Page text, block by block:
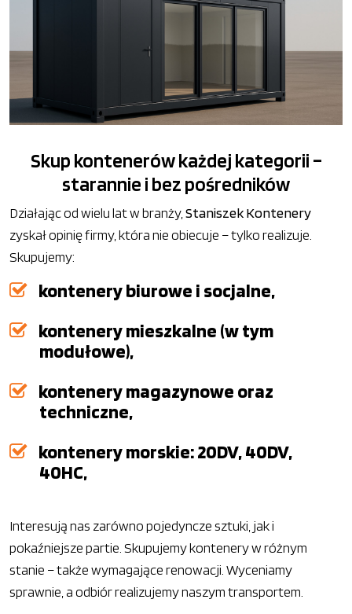
Skup kontenerów każdej kategorii –
starannie i bez pośredników
Działając od wielu lat w branży, Staniszek Kontenery
zyskał opinię firmy, która nie obiecuje – tylko realizuje.
Skupujemy:
kontenery biurowe i socjalne,
kontenery mieszkalne (w tym
modułowe),
kontenery magazynowe oraz
techniczne,
kontenery morskie: 20DV, 40DV,
40HC,
Interesują nas zarówno pojedyncze sztuki, jak i
pokaźniejsze partie. Skupujemy kontenery w różnym
stanie – także wymagające renowacji. Wyceniamy
sprawnie, a odbiór realizujemy naszym transportem.